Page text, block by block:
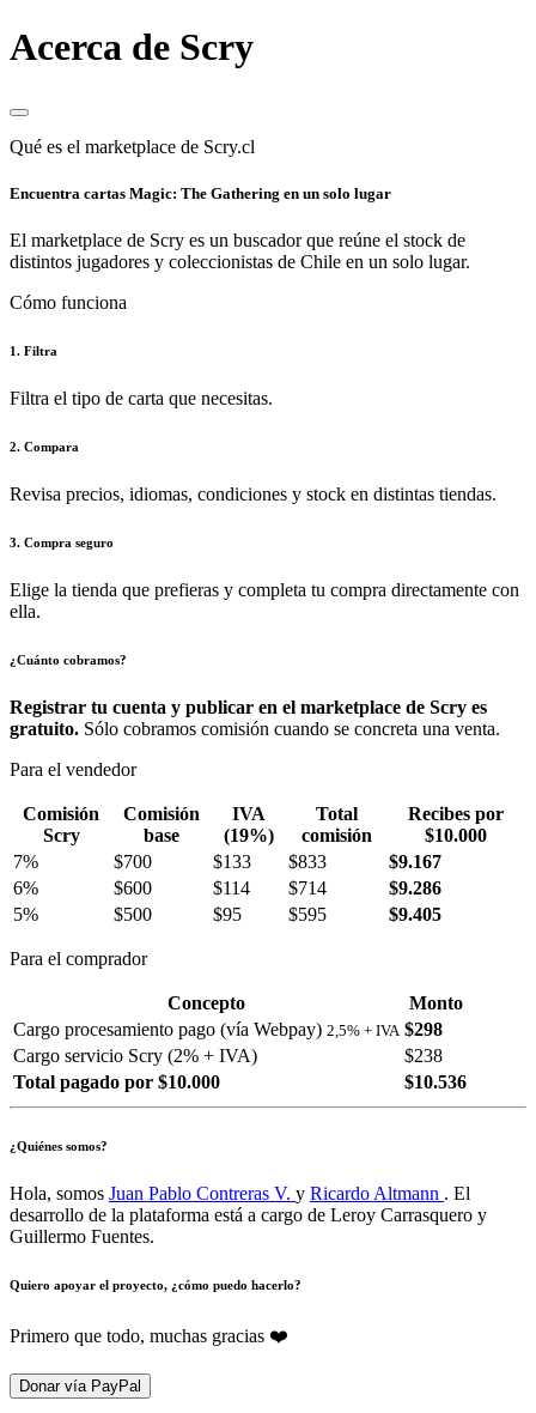
Acerca de Scry
Qué es el marketplace de Scry.cl
Encuentra cartas Magic: The Gathering en un solo lugar
El marketplace de Scry es un buscador que reúne el stock de
distintos jugadores y coleccionistas de Chile en un solo lugar.
Cómo funciona
1. Filtra
Filtra el tipo de carta que necesitas.
2. Compara
Revisa precios, idiomas, condiciones y stock en distintas tiendas.
3. Compra seguro
Elige la tienda que prefieras y completa tu compra directamente con
ella.
¿Cuánto cobramos?
Registrar tu cuenta y publicar en el marketplace de Scry es
gratuito. Sólo cobramos comisión cuando se concreta una venta.
Para el vendedor
Comisión
Scry
Comisión
base
IVA
(19%)
Total
comisión
Recibes por
$10.000
7%
$700 $133 $833
$9.167
6%
$600 $114 $714
$9.286
5%
$500 $95 $595 $9.405
Para el comprador
Concepto
Monto
Cargo procesamiento pago (vía Webpay) 2,5% + IVA $298
Cargo servicio Scry (2% + IVA)
$238
Total pagado por $10.000
$10.536
¿Quiénes somos?
Hola, somos Juan Pablo Contreras V. y Ricardo Altmann . El
desarrollo de la plataforma está a cargo de Leroy Carrasquero y
Guillermo Fuentes.
Quiero apoyar el proyecto, ¿cómo puedo hacerlo?
Primero que todo, muchas gracias ❤️
Donar vía PayPal